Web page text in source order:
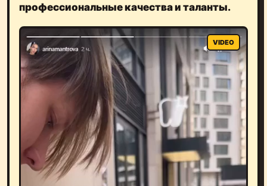
профессиональные качества и таланты.